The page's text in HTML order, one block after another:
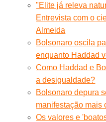
"Elite já releva
Entrevista com o
Almeida
Bolsonaro oscila
enquanto Haddad
Como Haddad e
a desigualdade?
Bolsonaro depura
manifestação mais
Os valores e